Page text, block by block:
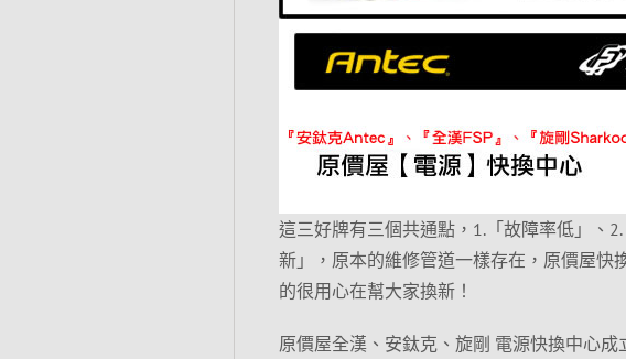
這三好牌有三個共通點，1.「故障率低」、
新」，原本的維修管道一樣存在，原價屋快
的很用心在幫大家換新！
原價屋全漢、安鈦克、旋剛 電源快換中心